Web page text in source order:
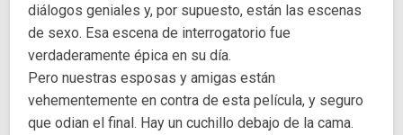
diálogos geniales y, por supuesto, están las escenas
de sexo. Esa escena de interrogatorio fue
verdaderamente épica en su día.
Pero nuestras esposas y amigas están
vehementemente en contra de esta película, y seguro
que odian el final. Hay un cuchillo debajo de la cama.